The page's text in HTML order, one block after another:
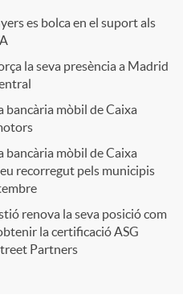
es bolca en el suport als
la seva presència a Madrid
bancària mòbil de Caixa
bancària mòbil de Caixa
recorregut pels municipis
renova la seva posició com
la certificació ASG
Partners